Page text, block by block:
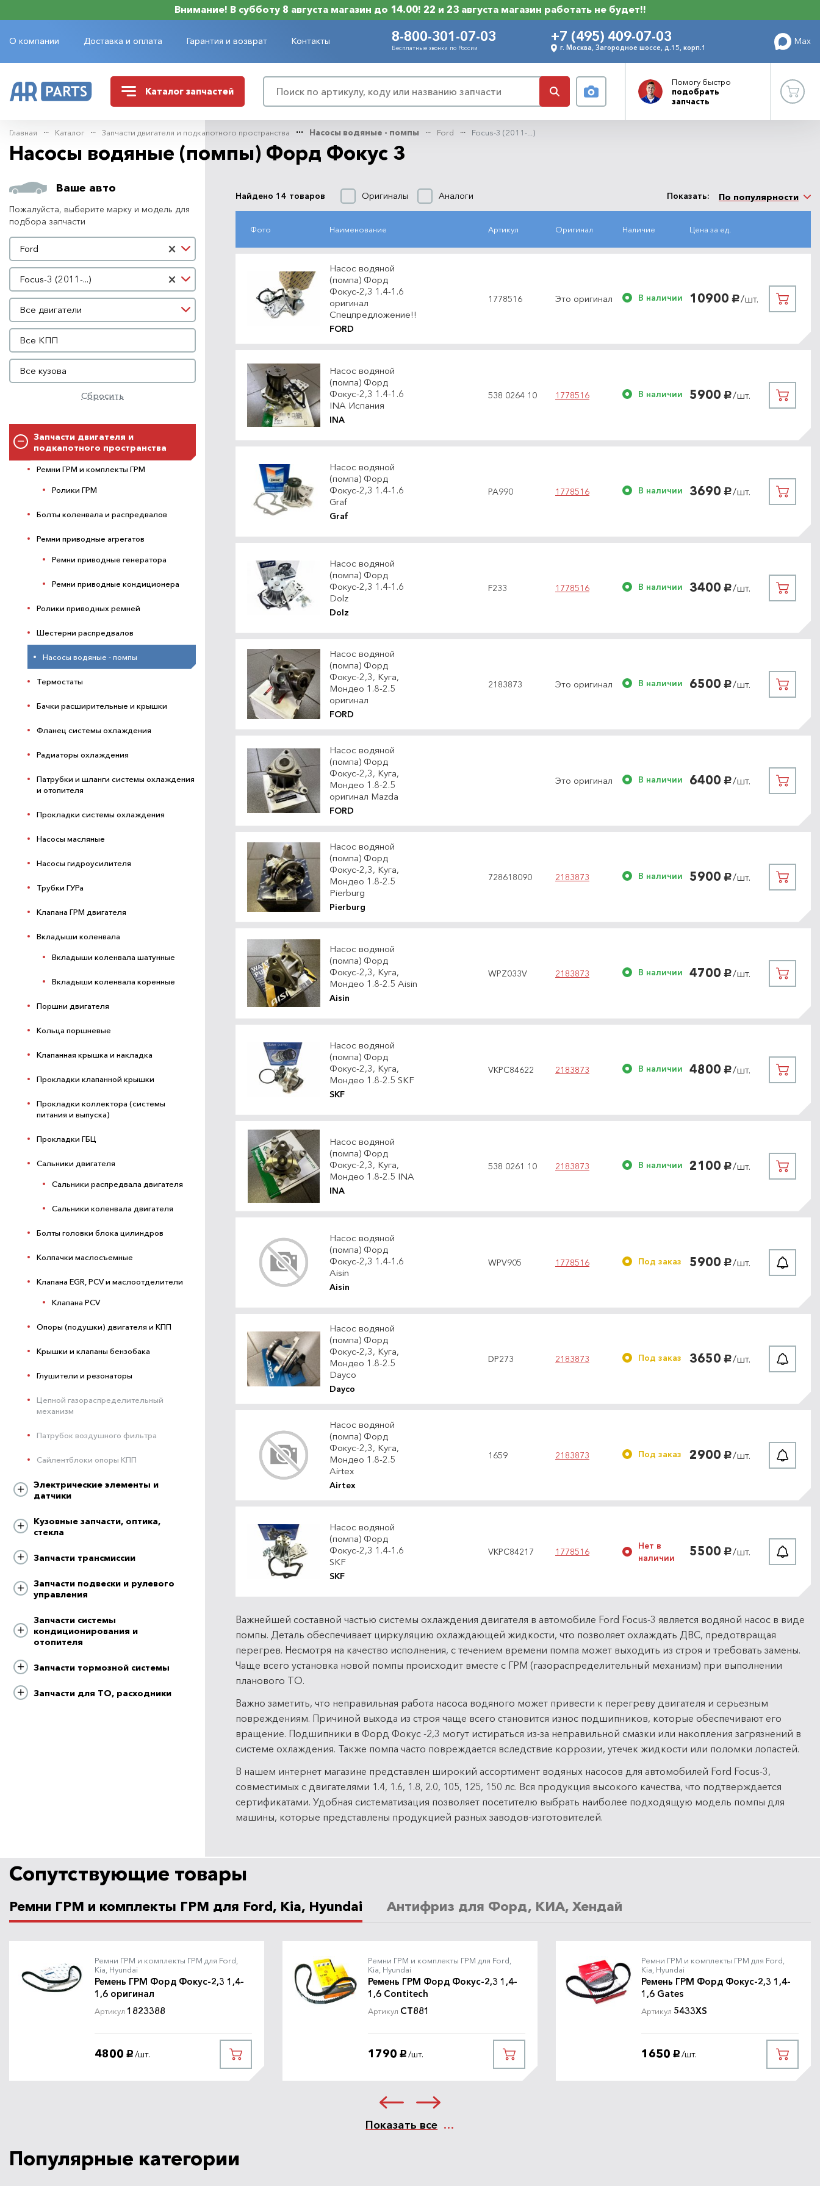
Внимание! В субботу 8 августа магазин до 14.00! 22 и 23 августа магазин работать не будет!!
О компании Доставка и оплата Гарантия и возврат Контакты 8-800-301-07-03
Бесплатные звонки по России
+7 (495) 409-07-03
г. Москва, Загородное шоссе, д.15, корп.1
Max
Каталог запчастей
Помогу быстро
подобрать
запчасть
Главная Каталог Запчасти двигателя и подкапотного пространства Насосы водяные - помпы Ford Focus-3 (2011-...)
Насосы водяные (помпы) Форд Фокус 3
Запчасти двигателя и
подкапотного пространства
Ремни ГРМ и комплекты ГРМ
Ролики ГРМ
Болты коленвала и распредвалов
Ремни приводные агрегатов
Ремни приводные генератора
Ремни приводные кондиционера
Ролики приводных ремней
Шестерни распредвалов
Насосы водяные - помпы
Термостаты
Бачки расширительные и крышки
Фланец системы охлаждения
Радиаторы охлаждения
Патрубки и шланги системы охлаждения
и отопителя
Прокладки системы охлаждения
Насосы масляные
Насосы гидроусилителя
Трубки ГУРа
Клапана ГРМ двигателя
Вкладыши коленвала
Вкладыши коленвала шатунные
Вкладыши коленвала коренные
Поршни двигателя
Кольца поршневые
Клапанная крышка и накладка
Прокладки клапанной крышки
Прокладки коллектора (системы
питания и выпуска)
Прокладки ГБЦ
Сальники двигателя
Сальники распредвала двигателя
Сальники коленвала двигателя
Болты головки блока цилиндров
Колпачки маслосъемные
Клапана EGR, PCV и маслоотделители
Клапана PCV
Опоры (подушки) двигателя и КПП
Крышки и клапаны бензобака
Глушители и резонаторы
Цепной газораспределительный
механизм
Патрубок воздушного фильтра
Сайлентблоки опоры КПП
Электрические элементы и
датчики
Кузовные запчасти, оптика,
стекла
Запчасти трансмиссии
Запчасти подвески и рулевого
управления
Запчасти системы
кондиционирования и
отопителя
Запчасти тормозной системы
Запчасти для ТО, расходники
Ваше авто
Пожалуйста, выберите марку и модель для
подбора запчасти
Марка автомобиля
×
Ford
Модель автомобиля ×
Focus-3 (2011-...)
Двигатель
Все двигатели
КПП
Все КПП
Кузов
Все кузова
Сбросить
Найдено 14 товаров Оригиналы Аналоги Показать: По популярности
Фото Наименование Артикул Оригинал Наличие Цена за ед.
Насос водяной
(помпа) Форд
Фокус-2,3 1.4-1.6
оригинал
Спецпредложение!!
FORD
1778516 Это оригинал В наличии 10900 руб./шт.
Насос водяной
(помпа) Форд
Фокус-2,3 1.4-1.6
INA Испания
INA
538 0264 10 1778516 В наличии 5900 руб./шт.
Насос водяной
(помпа) Форд
Фокус-2,3 1.4-1.6
Graf
Graf
PA990 1778516 В наличии 3690 руб./шт.
Насос водяной
(помпа) Форд
Фокус-2,3 1.4-1.6
Dolz
Dolz
F233 1778516 В наличии 3400 руб./шт.
Насос водяной
(помпа) Форд
Фокус-2,3, Куга,
Мондео 1.8-2.5
оригинал
FORD
2183873 Это оригинал В наличии 6500 руб./шт.
Насос водяной
(помпа) Форд
Фокус-2,3, Куга,
Мондео 1.8-2.5
оригинал Mazda
FORD
Это оригинал В наличии 6400 руб./шт.
Насос водяной
(помпа) Форд
Фокус-2,3, Куга,
Мондео 1.8-2.5
Pierburg
Pierburg
728618090 2183873 В наличии 5900 руб./шт.
Насос водяной
(помпа) Форд
Фокус-2,3, Куга,
Мондео 1.8-2.5 Aisin
Aisin
WPZ033V 2183873 В наличии 4700 руб./шт.
Насос водяной
(помпа) Форд
Фокус-2,3, Куга,
Мондео 1.8-2.5 SKF
SKF
VKPC84622 2183873 В наличии 4800 руб./шт.
Насос водяной
(помпа) Форд
Фокус-2,3, Куга,
Мондео 1.8-2.5 INA
INA
538 0261 10 2183873 В наличии 2100 руб./шт.
Насос водяной
(помпа) Форд
Фокус-2,3 1.4-1.6
Aisin
Aisin
WPV905 1778516 Под заказ 5900 руб./шт.
Насос водяной
(помпа) Форд
Фокус-2,3, Куга,
Мондео 1.8-2.5
Dayco
Dayco
DP273 2183873 Под заказ 3650 руб./шт.
Насос водяной
(помпа) Форд
Фокус-2,3, Куга,
Мондео 1.8-2.5
Airtex
Airtex
1659 2183873 Под заказ 2900 руб./шт.
Насос водяной
(помпа) Форд
Фокус-2,3 1.4-1.6
SKF
SKF
VKPC84217 1778516
Нет в
наличии
5500 руб./шт.
Важнейшей составной частью системы охлаждения двигателя в автомобиле Ford Focus-3 является водяной насос в виде
помпы. Деталь обеспечивает циркуляцию охлаждающей жидкости, что позволяет охлаждать ДВС, предотвращая
перегрев. Несмотря на качество исполнения, с течением времени помпа может выходить из строя и требовать замены.
Чаще всего установка новой помпы происходит вместе с ГРМ (газораспределительный механизм) при выполнении
планового ТО.
Важно заметить, что неправильная работа насоса водяного может привести к перегреву двигателя и серьезным
повреждениям. Причиной выхода из строя чаще всего становится износ подшипников, которые обеспечивают его
вращение. Подшипники в Форд Фокус -2,3 могут истираться из-за неправильной смазки или накопления загрязнений в
системе охлаждения. Также помпа часто повреждается вследствие коррозии, утечек жидкости или поломки лопастей.
В нашем интернет магазине представлен широкий ассортимент водяных насосов для автомобилей Ford Focus-3,
совместимых с двигателями 1.4, 1.6, 1.8, 2.0, 105, 125, 150 лс. Вся продукция высокого качества, что подтверждается
сертификатами. Удобная систематизация позволяет посетителю выбрать наиболее подходящую модель помпы для
машины, которые представлены продукцией разных заводов-изготовителей.
Сопутствующие товары
Ремни ГРМ и комплекты ГРМ для Ford, Kia, Hyundai Антифриз для Форд, КИА, Хендай
Ремни ГРМ и комплекты ГРМ для Ford,
Kia, Hyundai
Ремень ГРМ Форд Фокус-2,3 1,4-
1,6 оригинал
Артикул 1823388
4800 руб. /шт.
Ремни ГРМ и комплекты ГРМ для Ford,
Kia, Hyundai
Ремень ГРМ Форд Фокус-2,3 1,4-
1,6 Contitech
Артикул CT881
1790 руб. /шт.
Ремни ГРМ и комплекты ГРМ для Ford,
Kia, Hyundai
Ремень ГРМ Форд Фокус-2,3 1,4-
1,6 Gates
Артикул 5433XS
1650 руб. /шт.
Показать все
Популярные категории